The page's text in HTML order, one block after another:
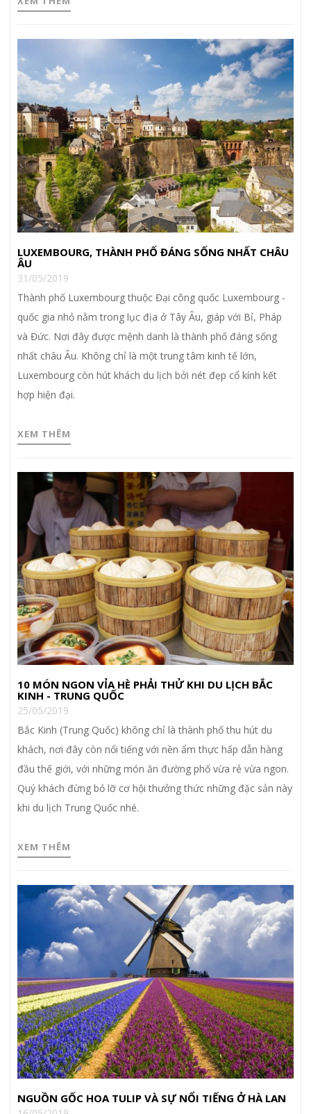
LUXEMBOURG, THÀNH PHỐ ĐÁNG SỐNG NHẤT CHÂU
ÂU
31/05/2019
Thành phố Luxembourg thuộc Đại công quốc Luxembourg -
quốc gia nhỏ nằm trong lục địa ở Tây Âu, giáp với Bỉ, Pháp
và Đức. Nơi đây được mệnh danh là thành phố đáng sống
nhất châu Âu. Không chỉ là một trung tâm kinh tế lớn,
Luxembourg còn hút khách du lịch bởi nét đẹp cổ kính kết
hợp hiện đại.
XEM THÊM
10 MÓN NGON VỈA HÈ PHẢI THỬ KHI DU LỊCH BẮC
KINH - TRUNG QUỐC
25/05/2019
Bắc Kinh (Trung Quốc) không chỉ là thành phố thu hút du
khách, nơi đây còn nổi tiếng với nền ẩm thực hấp dẫn hàng
đầu thế giới, với những món ăn đường phố vừa rẻ vừa ngon.
Quý khách đừng bỏ lỡ cơ hội thưởng thức những đặc sản này
khi du lịch Trung Quốc nhé.
XEM THÊM
NGUỒN GỐC HOA TULIP VÀ SỰ NỔI TIẾNG Ở HÀ LAN